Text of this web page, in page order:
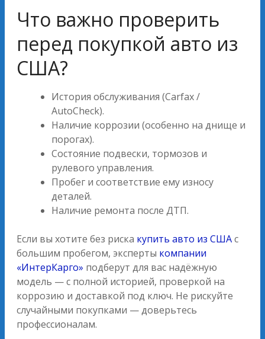
Что важно проверить
перед покупкой авто из
США?
История обслуживания (Carfax /
AutoCheck).
Наличие коррозии (особенно на днище и
порогах).
Состояние подвески, тормозов и
рулевого управления.
Пробег и соответствие ему износу
деталей.
Наличие ремонта после ДТП.
Если вы хотите без риска купить авто из СШАс
большим пробегом, эксперты компании
«ИнтерКарго» подберут для вас надёжную
модель — с полной историей, проверкой на
коррозию и доставкой под ключ. Не рискуйте
случайными покупками — доверьтесь
профессионалам.